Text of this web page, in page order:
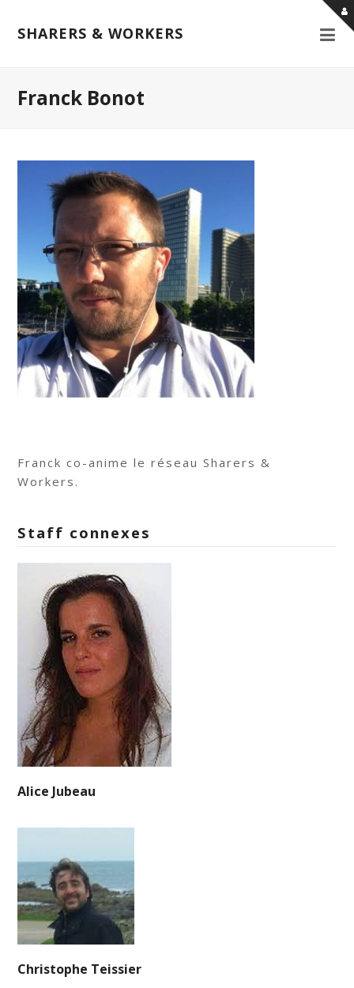
SHARERS & WORKERS
Franck Bonot
Franck co-anime le réseau Sharers &
Workers.
Staff connexes
Alice Jubeau
Christophe Teissier